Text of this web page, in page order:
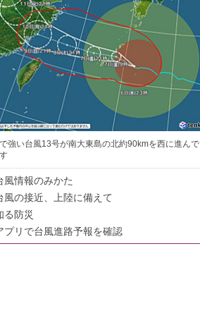
強い台風13号が南大東島の北約90kmを西に進んで
風情報のみかた
風の接近、上陸に備えて
る防災
プリで台風進路予報を確認